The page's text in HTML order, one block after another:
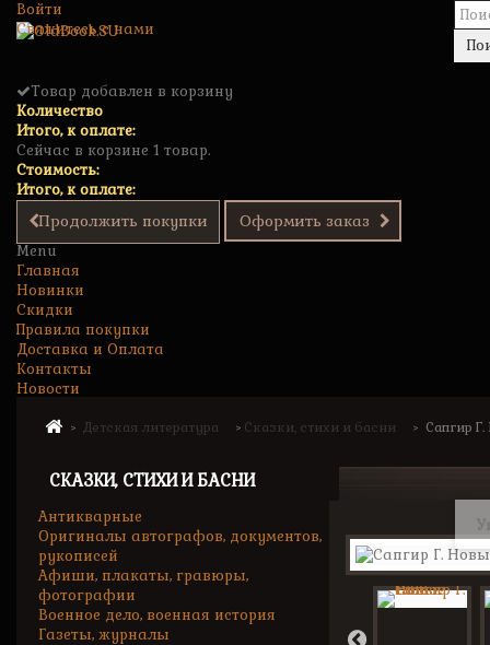
Войти
Свяжитесь с нами
Товар добавлен в корзину
Количество
Итого, к оплате:
Сейчас в корзине 1 товар.
Стоимость:
Итого, к оплате:
Продолжить покупки Оформить заказ
Menu
Главная
Новинки
Скидки
Правила покупки
Доставка и Оплата
Контакты
Новости
> Детская литература > Сказки, стихи и басни > Сапгир
СКАЗКИ, СТИХИ И БАСНИ
Антикварные
Оригиналы автографов, документов,
рукописей
Афиши, плакаты, гравюры,
фотографии
Военное дело, военная история
Газеты, журналы